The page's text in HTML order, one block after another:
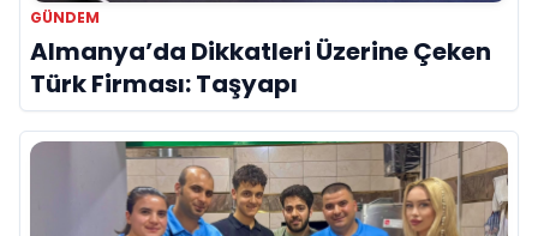
GÜNDEM
Almanya’da Dikkatleri Üzerine Çeken
Türk Firması: Taşyapı